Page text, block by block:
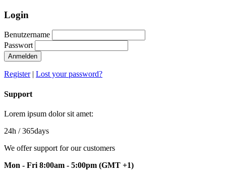
Login
Benutzername
Passwort
Anmelden
Register| Lost your password?
Support
Lorem ipsum dolor sit amet:
24h / 365days
We offer support for our customers
Mon - Fri 8:00am - 5:00pm (GMT +1)